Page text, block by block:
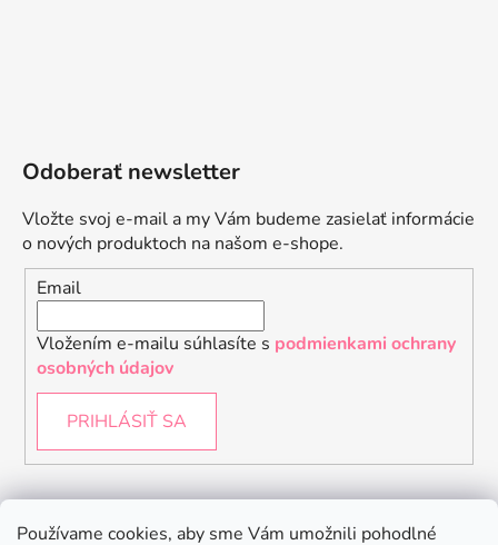
Používame cookies, aby sme Vám umožnili pohodlné
Odoberať newsletter
Vložte svoj e-mail a my Vám budeme zasielať informácie
o nových produktoch na našom e-shope.
Email
Vložením e-mailu súhlasíte s podmienkami ochrany
osobných údajov
PRIHLÁSIŤ SA
Instagram